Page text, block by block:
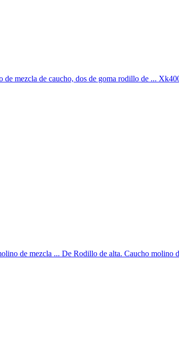
mezcla de caucho, dos de goma rodillo de ...
de mezcla ... De Rodillo de alta. Caucho molino